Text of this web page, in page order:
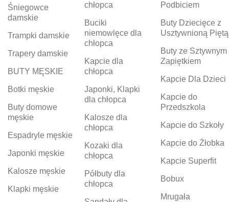
Śniegowce
damskie
Trampki damskie
Trapery damskie
BUTY MĘSKIE
Botki męskie
Buty domowe
męskie
Espadryle męskie
Japonki męskie
Kalosze męskie
Klapki męskie
chłopca
Buciki
niemowlęce dla
chłopca
Kapcie dla
chłopca
Japonki, Klapki
dla chłopca
Kalosze dla
chłopca
Kozaki dla
chłopca
Półbuty dla
chłopca
Podbiciem
Buty Dziecięce z
Usztywnioną Piętą
Buty ze Sztywnym
Zapiętkiem
Kapcie Dla Dzieci
Kapcie do
Przedszkola
Kapcie do Szkoły
Kapcie do Żłobka
Kapcie Superfit
Bobux
Mrugała